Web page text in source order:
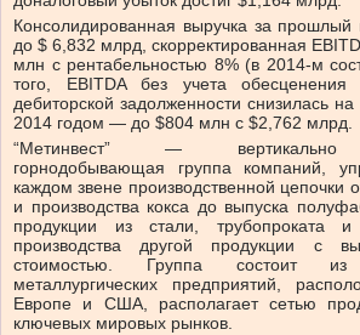
Консолидированная выручка за
до $ 6,832 млрд, скорректированная
млн с рентабельностью 8% (в 2014-м
того, EBITDA без учета
дебиторской задолженности снизилась
2014 годом — до $804 млн с $2,762 млрд.
“Метинвест” — вертикально
горнодобывающая группа компаний,
каждом звене производственной цепочки
и производства кокса до выпуска
продукции из стали, трубопроката
производства другой продукции с
стоимостью. Группа состоит
металлургических предприятий,
Европе и США, располагает сетью
ключевых мировых рынков.